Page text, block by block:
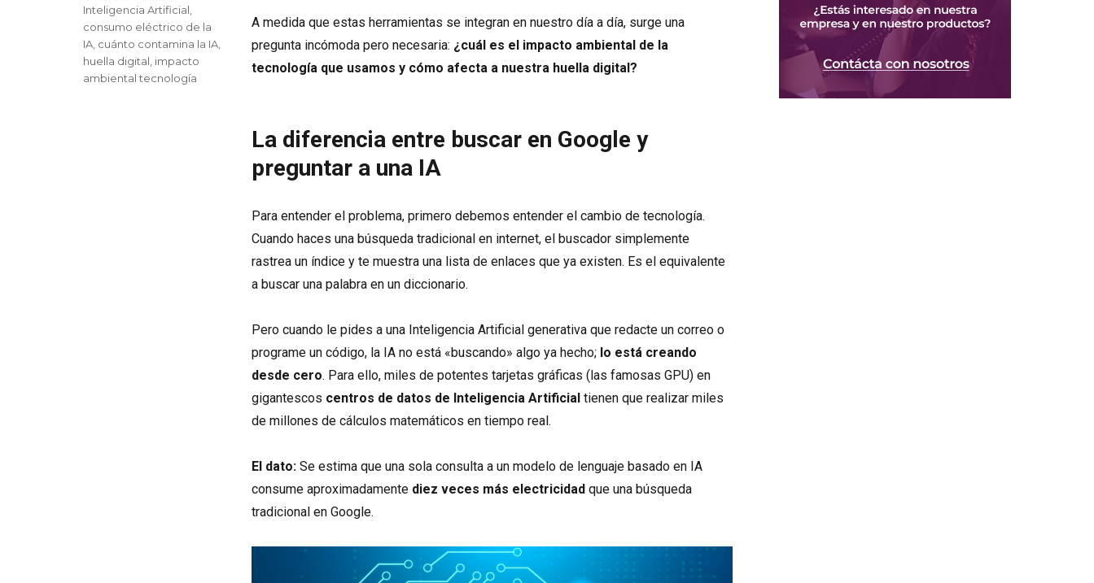
A medida que estas herramientas se integran en nuestro día a día, surge una
pregunta incómoda pero necesaria: ¿cuál es el impacto ambiental de la
tecnología que usamos y cómo afecta a nuestra huella digital?
La diferencia entre buscar en Google y
preguntar a una IA
Para entender el problema, primero debemos entender el cambio de tecnología.
Cuando haces una búsqueda tradicional en internet, el buscador simplemente
rastrea un índice y te muestra una lista de enlaces que ya existen. Es el equivalente
a buscar una palabra en un diccionario.
Pero cuando le pides a una Inteligencia Artificial generativa que redacte un correo o
programe un código, la IA no está «buscando» algo ya hecho; lo está creando
desde cero. Para ello, miles de potentes tarjetas gráficas (las famosas GPU) en
gigantescos centros de datos de Inteligencia Artificial tienen que realizar miles
de millones de cálculos matemáticos en tiempo real.
El dato: Se estima que una sola consulta a un modelo de lenguaje basado en IA
consume aproximadamente diez veces más electricidad que una búsqueda
tradicional en Google.
Inteligencia Artificial
consumo eléctrico de la
IA cuánto contamina la IA
huella digital impacto
ambiental tecnología